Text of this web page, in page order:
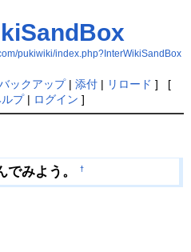
pukiwiki/index.php?InterWikiSandBox
ックアップ| 添付| リロード ] [
プ| ログイン ]
でみよう。†